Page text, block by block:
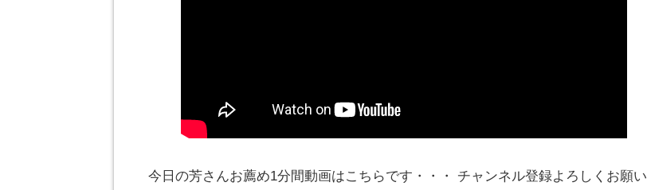
今日の芳さんお薦め1分間動画はこちらです・・・ チャンネル登録よろしくお願い